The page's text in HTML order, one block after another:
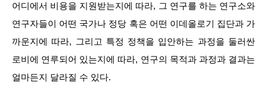
어디에서 비용을 지원받는지에 따라, 그 연구를 하는 연구소와
연구자들이 어떤 국가나 정당 혹은 어떤 이데올로기 집단과 가
까운지에 따라, 그리고 특정 정책을 입안하는 과정을 둘러싼
로비에 연루되어 있는지에 따라, 연구의 목적과 과정과 결과는
얼마든지 달라질 수 있다.